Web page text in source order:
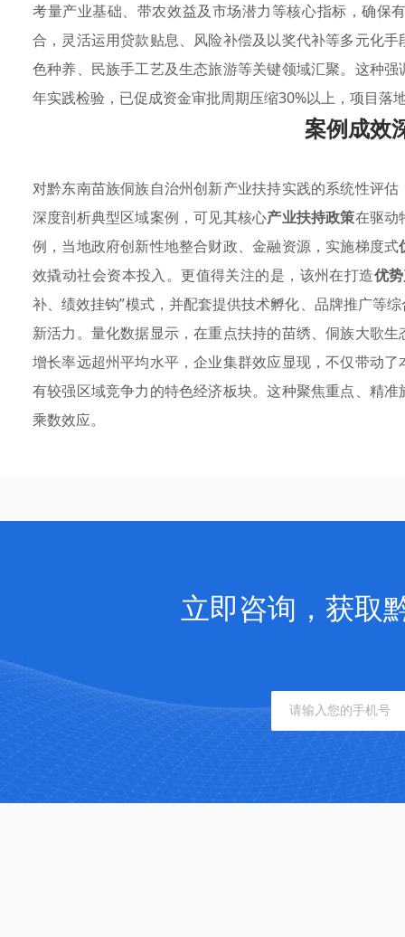
考量产业基础、带农效益及市场潜力等核心指标，确保
合，灵活运用贷款贴息、风险补偿及以奖代补等多元化
色种养、民族手工艺及生态旅游等关键领域汇聚。这种强
年实践检验，已促成资金审批周期压缩30%以上，项目落
案例成效
对黔东南苗族侗族自治州创新产业扶持实践的系统性评
深度剖析典型区域案例，可见其核心产业扶持政策在驱动
例，当地政府创新性地整合财政、金融资源，实施梯度式
效撬动社会资本投入。更值得关注的是，该州在打造优
补、绩效挂钩”模式，并配套提供技术孵化、品牌推广等
新活力。量化数据显示，在重点扶持的苗绣、侗族大歌
增长率远超州平均水平，企业集群效应显现，不仅带动
有较强区域竞争力的特色经济板块。这种聚焦重点、精准
乘数效应。
立即咨询，获取